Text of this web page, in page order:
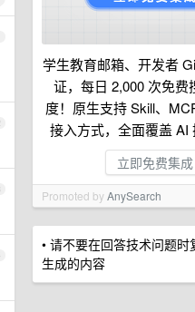
学生教育邮箱、开发者
证，每日 2,000 次免费
度！原生支持 Skill、
接入方式，全面覆盖 AI
立即免费集成
Promoted byAnySearch
• 请不要在回答技术问题时
生成的内容